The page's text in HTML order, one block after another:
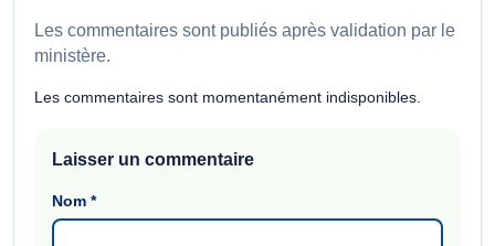
Les commentaires sont publiés après validation par le
ministère.
Les commentaires sont momentanément indisponibles.
Laisser un commentaire
Nom*